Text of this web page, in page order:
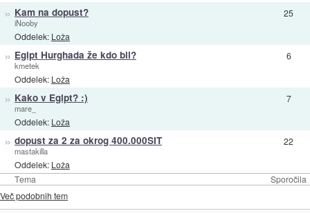
Tema Sporočila
» Kam na dopust?
iNooby
Oddelek: Loža
25
» Egipt Hurghada že kdo bil?
kmetek
Oddelek: Loža
6
» Kako v Egipt? :)
mare_
Oddelek: Loža
7
» dopust za 2 za okrog 400.000SIT
mastakilla
Oddelek: Loža
22
Več podobnih tem